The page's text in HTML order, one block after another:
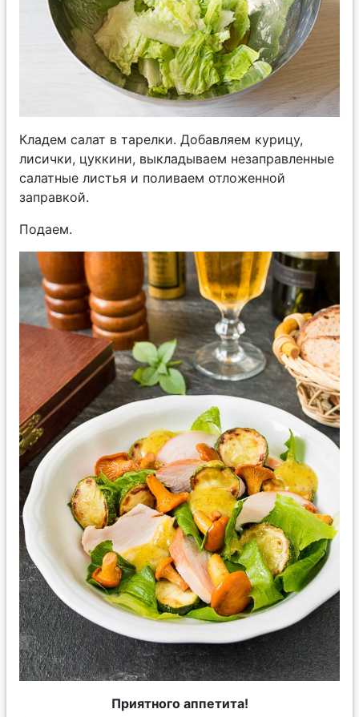
Кладем салат в тарелки. Добавляем курицу,
лисички, цуккини, выкладываем незаправленные
салатные листья и поливаем отложенной
заправкой.
Подаем.
Приятного аппетита!